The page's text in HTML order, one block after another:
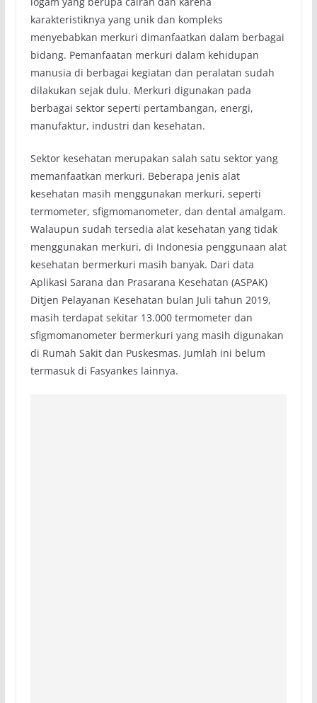
karakteristiknya yang unik dan kompleks
menyebabkan merkuri dimanfaatkan dalam berbagai
bidang. Pemanfaatan merkuri dalam kehidupan
manusia di berbagai kegiatan dan peralatan sudah
dilakukan sejak dulu. Merkuri digunakan pada
berbagai sektor seperti pertambangan, energi,
manufaktur, industri dan kesehatan.
Sektor kesehatan merupakan salah satu sektor yang
memanfaatkan merkuri. Beberapa jenis alat
kesehatan masih menggunakan merkuri, seperti
termometer, sfigmomanometer, dan dental amalgam.
Walaupun sudah tersedia alat kesehatan yang tidak
menggunakan merkuri, di Indonesia penggunaan alat
kesehatan bermerkuri masih banyak. Dari data
Aplikasi Sarana dan Prasarana Kesehatan (ASPAK)
Ditjen Pelayanan Kesehatan bulan Juli tahun 2019,
masih terdapat sekitar 13.000 termometer dan
sfigmomanometer bermerkuri yang masih digunakan
di Rumah Sakit dan Puskesmas. Jumlah ini belum
termasuk di Fasyankes lainnya.